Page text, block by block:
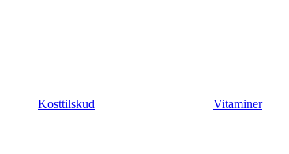
Kosttilskud Vitaminer